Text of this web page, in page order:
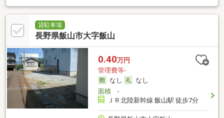
貸駐車場
長野県飯山市大字飯山
0.40万円
管理費等-
なし
なし
面積-
ＪＲ北陸新幹線 飯山駅 徒歩7分